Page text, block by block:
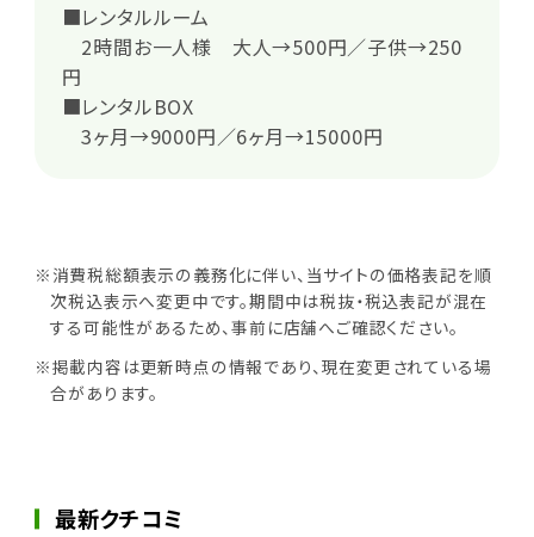
■レンタルルーム
2時間お一人様 大人→500円／子供→250
円
■レンタルBOX
3ヶ月→9000円／6ヶ月→15000円
※消費税総額表示の義務化に伴い、当サイトの価格表記を順
次税込表示へ変更中です。期間中は税抜・税込表記が混在
する可能性があるため、事前に店舗へご確認ください。
※掲載内容は更新時点の情報であり、現在変更されている場
合があります。
最新クチコミ